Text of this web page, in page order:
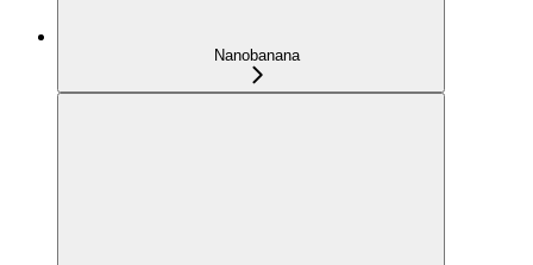
Nanobanana